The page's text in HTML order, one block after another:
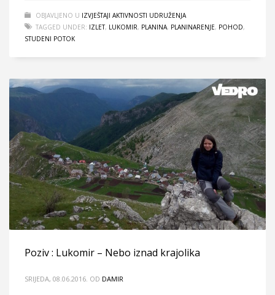
OBJAVLJENO U IZVJEŠTAJI AKTIVNOSTI UDRUŽENJA
TAGGED UNDER: IZLET, LUKOMIR, PLANINA, PLANINARENJE, POHOD,
STUDENI POTOK
Poziv : Lukomir – Nebo iznad krajolika
SRIJEDA, 08.06.2016. OD DAMIR